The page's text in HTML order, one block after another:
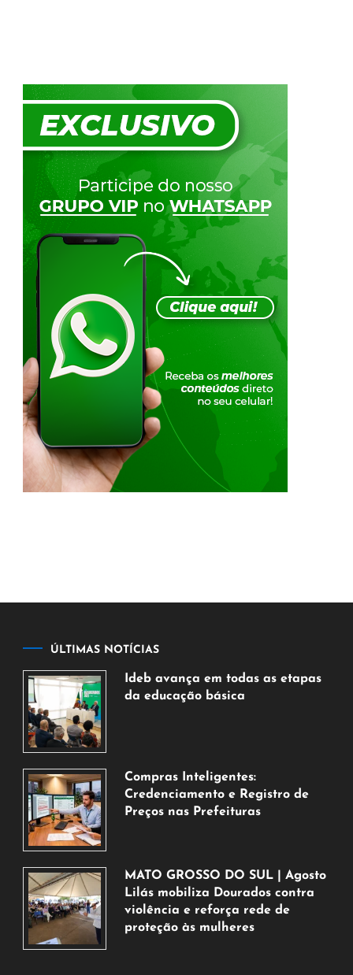
ÚLTIMAS NOTÍCIAS
Ideb avança em todas as etapas
da educação básica
de
2026
Compras Inteligentes:
Credenciamento e Registro de
Preços nas Prefeituras
agosto
de
2026
MATO GROSSO DO SUL | Agosto
Lilás mobiliza Dourados contra
violência e reforça rede de
proteção às mulheres